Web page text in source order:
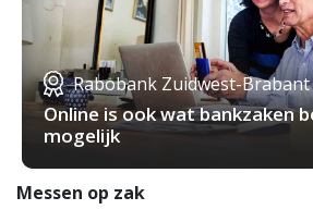
Rabobank Zuidwest-Brabant
Online is ook wat bankzaken
mogelijk
Messen op zak